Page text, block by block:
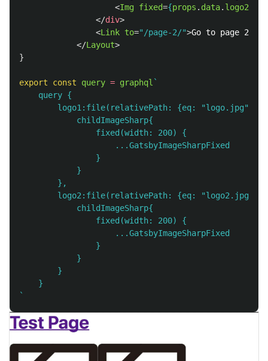
<Img fixed={props . data. logo2
</div>
<Link to="/page-2/">Go to page 2
</Layout>
}
export const query = graphql `
    query {
        logo1:file(relativePath: {eq: "logo.jpg"}) {
            childImageSharp{
                fixed(width: 200) {
                    ...GatsbyImageSharpFixed
                }
            }
        },
logo2:file(relativePath: {eq: "logo2.jpg"})
            childImageSharp{
                fixed(width: 200) {
                    ...GatsbyImageSharpFixed
                }
            }
        }
    }
`